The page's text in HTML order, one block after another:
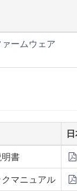
ームウェア
明書
マニュアル